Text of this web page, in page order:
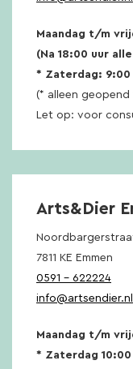
Maandag t/m
(Na 18:00 uur
* Zaterdag: 9:00
(* alleen
Let op: voor
Arts&Dier
7811 KE Emmen
0591 – 622224
info@artsendier.nl
Maandag t/m
* Zaterdag 10:00